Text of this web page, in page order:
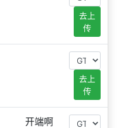
去上
传
去上
传
开端啊